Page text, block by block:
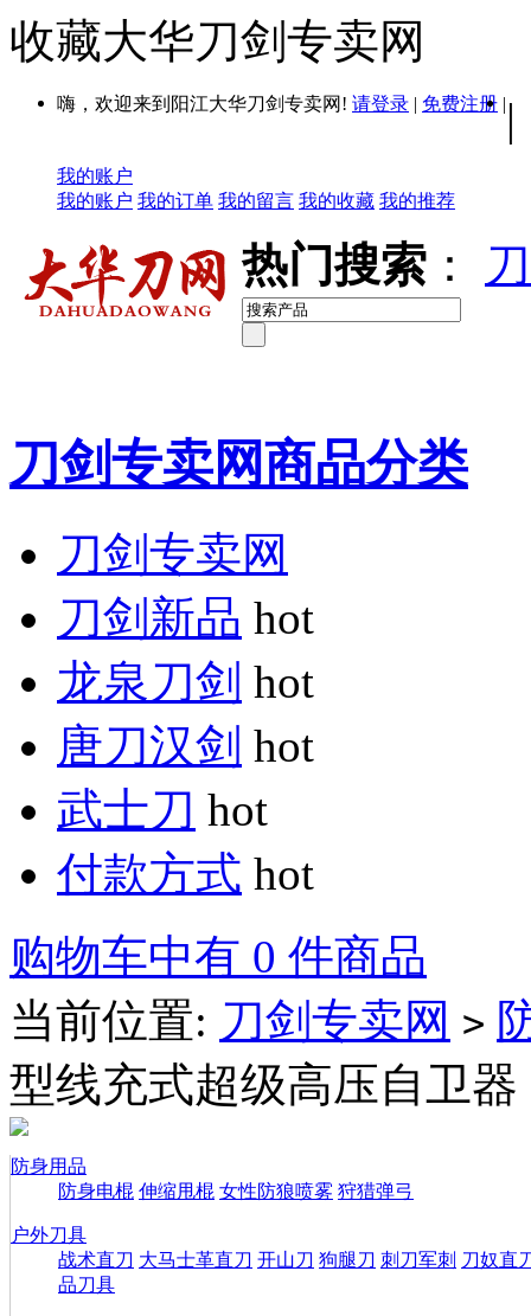
收藏大华刀剑专卖网
嗨，欢迎来到阳江大华刀剑专卖网! 请登录 | 免费注册 | |
我的账户
我的账户 我的订单 我的留言 我的收藏 我的推荐
热门搜索 ：
刀剑专卖网商品分类
刀剑专卖网
刀剑新品 hot
龙泉刀剑 hot
唐刀汉剑 hot
武士刀 hot
付款方式 hot
购物车中有 0 件商品
当前位置: 刀剑专卖网 >
型线充式超级高压自卫器
防身用品
防身电棍 伸缩甩棍 女性防狼喷雾 狩猎弹弓
户外刀具
战术直刀 大马士革直刀 开山刀 狗腿刀 刺刀军刺 刀奴直
品刀具